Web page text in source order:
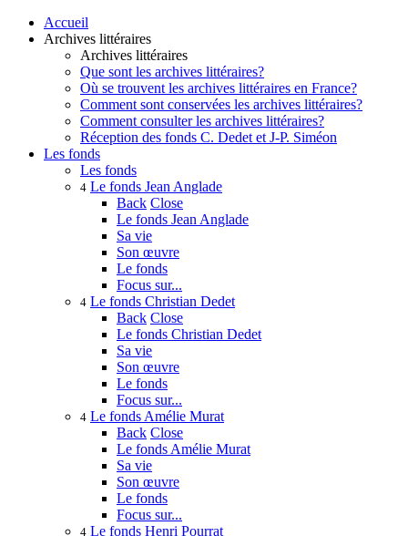
Accueil
Archives littéraires
Archives littéraires
Que sont les archives littéraires?
Où se trouvent les archives littéraires en France?
Comment sont conservées les archives littéraires?
Comment consulter les archives littéraires?
Réception des fonds C. Dedet et J-P. Siméon
Les fonds
Les fonds
4 Le fonds Jean Anglade
Back Close
Le fonds Jean Anglade
Sa vie
Son œuvre
Le fonds
Focus sur...
4 Le fonds Christian Dedet
Back Close
Le fonds Christian Dedet
Sa vie
Son œuvre
Le fonds
Focus sur...
4 Le fonds Amélie Murat
Back Close
Le fonds Amélie Murat
Sa vie
Son œuvre
Le fonds
Focus sur...
4 Le fonds Henri Pourrat